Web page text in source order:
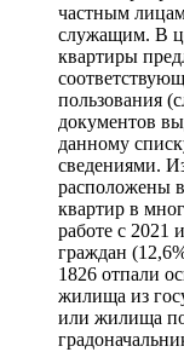
частным
служащим. В
квартиры
пользования
документов
данному
сведениями.
расположены
квартир в
работе с 2021
граждан
1826 отпали
жилища из
или жилища